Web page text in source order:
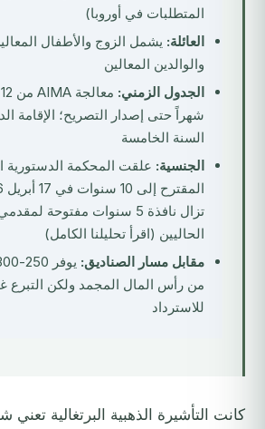
المتطلبات في أوروبا)
العائلة: يشمل الزوج والأطفال
والوالدين المعالين
الجدول الزمني:
شهراً حتى إصدار التصريح؛ الإقامة
السنة الخامسة
الجنسية: علقت المحكمة الدستورية
تزال نافذة 5 سنوات مفتوحة
الحاليين (اقرأ تحليلنا الكامل)
مقابل مسار الصناديق:
من رأس المال المجمد ولكن التبرع
للاسترداد
كانت التأشيرة الذهبية البرتغالية تعني